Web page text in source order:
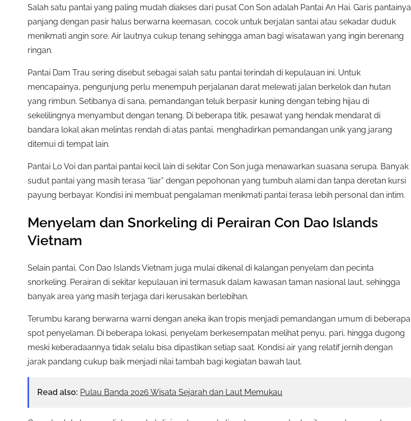
Salah satu pantai yang paling mudah diakses dari pusat Con Son adalah Pantai An Hai. Garis pantainya
panjang dengan pasir halus berwarna keemasan, cocok untuk berjalan santai atau sekadar duduk
menikmati angin sore. Air lautnya cukup tenang sehingga aman bagi wisatawan yang ingin berenang
ringan.
Pantai Dam Trau sering disebut sebagai salah satu pantai terindah di kepulauan ini. Untuk
mencapainya, pengunjung perlu menempuh perjalanan darat melewati jalan berkelok dan hutan
yang rimbun. Setibanya di sana, pemandangan teluk berpasir kuning dengan tebing hijau di
sekelilingnya menyambut dengan tenang. Di beberapa titik, pesawat yang hendak mendarat di
bandara lokal akan melintas rendah di atas pantai, menghadirkan pemandangan unik yang jarang
ditemui di tempat lain.
Pantai Lo Voi dan pantai pantai kecil lain di sekitar Con Son juga menawarkan suasana serupa. Banyak
sudut pantai yang masih terasa “liar” dengan pepohonan yang tumbuh alami dan tanpa deretan kursi
payung berbayar. Kondisi ini membuat pengalaman menikmati pantai terasa lebih personal dan intim.
Menyelam dan Snorkeling di Perairan Con Dao Islands
Vietnam
Selain pantai, Con Dao Islands Vietnam juga mulai dikenal di kalangan penyelam dan pecinta
snorkeling. Perairan di sekitar kepulauan ini termasuk dalam kawasan taman nasional laut, sehingga
banyak area yang masih terjaga dari kerusakan berlebihan.
Terumbu karang berwarna warni dengan aneka ikan tropis menjadi pemandangan umum di beberapa
spot penyelaman. Di beberapa lokasi, penyelam berkesempatan melihat penyu, pari, hingga dugong
meski keberadaannya tidak selalu bisa dipastikan setiap saat. Kondisi air yang relatif jernih dengan
jarak pandang cukup baik menjadi nilai tambah bagi kegiatan bawah laut.
Read also: Pulau Banda 2026 Wisata Sejarah dan Laut Memukau